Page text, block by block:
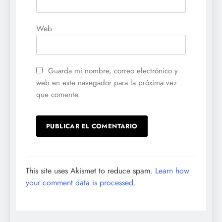
Web
Guarda mi nombre, correo electrónico y
web en este navegador para la próxima vez
que comente.
This site uses Akismet to reduce spam. Learn how
your comment data is processed.